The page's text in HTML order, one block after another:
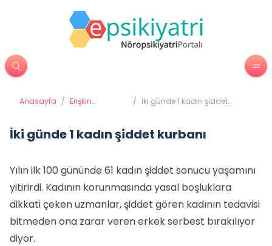
Anasayfa / Erişkin
/ İki günde 1 kadın şiddet
İki günde 1 kadın şiddet kurbanı
Yılın ilk 100 gününde 61 kadın şiddet sonucu yaşamını
yitirirdi. Kadının korunmasında yasal boşluklara
dikkati çeken uzmanlar, şiddet gören kadının tedavisi
bitmeden ona zarar veren erkek serbest bırakılıyor
diyor.